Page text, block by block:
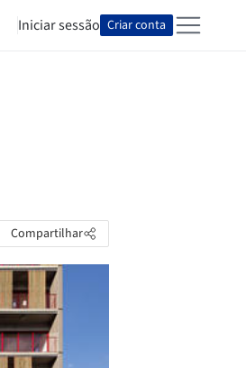
Iniciar sessão Criar conta
Compartilhar